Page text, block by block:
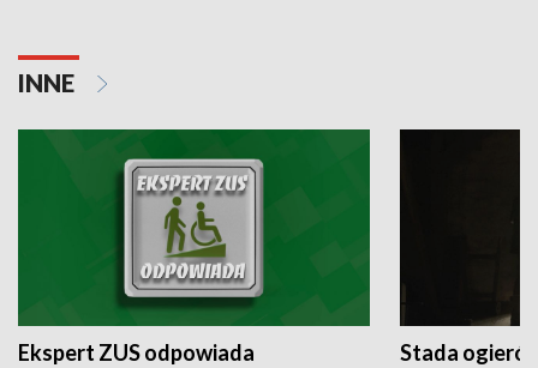
INNE
Ekspert ZUS odpowiada Stada